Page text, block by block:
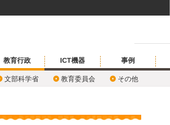
教育行政
文部科学省 教育委員会 その他
ICT機器 事例